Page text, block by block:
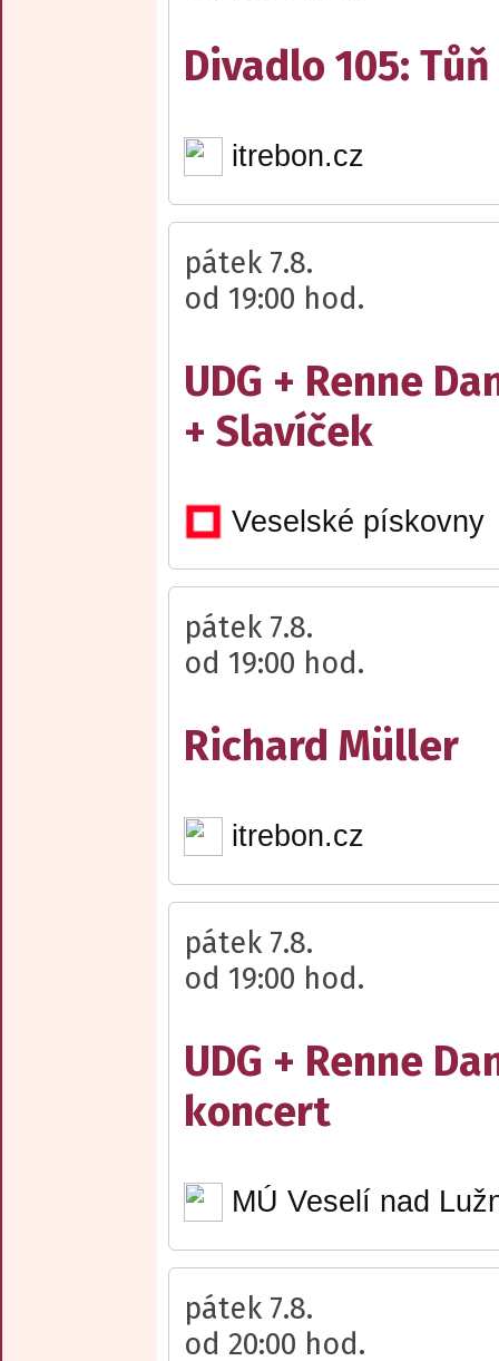
Divadlo 105: Tůň
itrebon.cz
pátek 7.8.
od 19:00 hod.
UDG + Renne
+ Slavíček
Veselské pískovny
pátek 7.8.
od 19:00 hod.
Richard Müller
itrebon.cz
pátek 7.8.
od 19:00 hod.
UDG + Renne
koncert
MÚ Veselí nad
pátek 7.8.
od 20:00 hod.